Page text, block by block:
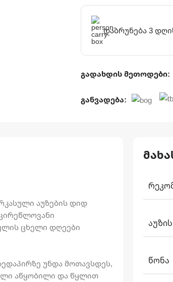
დაბრუნება 3
გადახდის მეთოდები:
განვადება:
აუზების დიდ
ცხელი დღეები
უნდა მოთავსდეს,
აწყობილი და წყლით
ᲬᲝᲜᲐ